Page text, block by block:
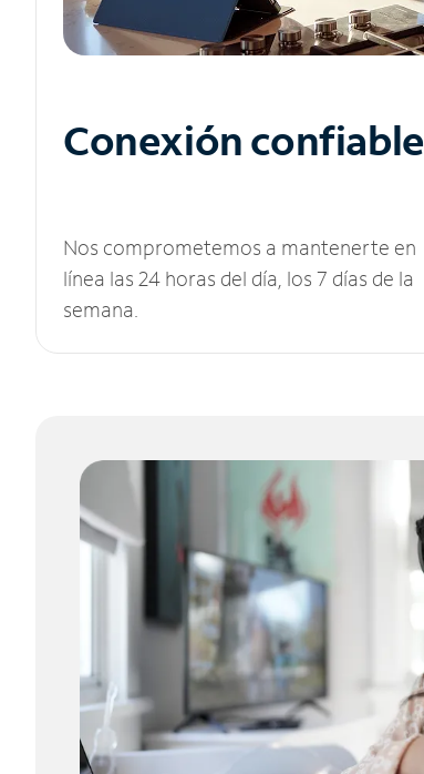
Conexión confiable
Nos comprometemos a mantenerte en
línea las 24 horas del día, los 7 días de la
semana.